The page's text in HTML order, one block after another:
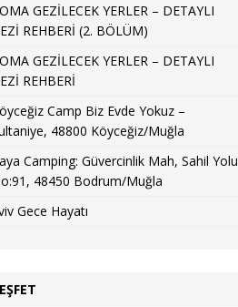
GEZİLECEK YERLER – DETAYLI
REHBERİ (2. BÖLÜM)
GEZİLECEK YERLER – DETAYLI
REHBERİ
Camp Biz Evde Yokuz –
48800 Köyceğiz/Muğla
Camping: Güvercinlik Mah, Sahil Yolu
48450 Bodrum/Muğla
Gece Hayatı